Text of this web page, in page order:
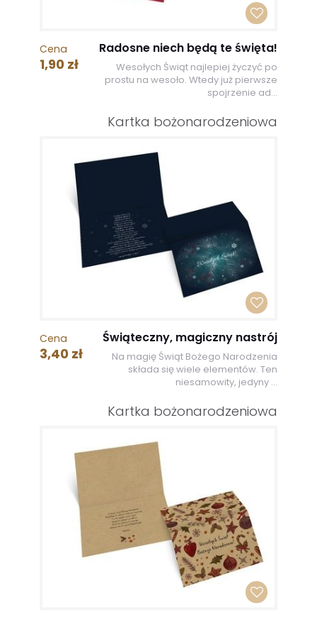
Cena
1,90 zł
Radosne niech będą te święta!
Wesołych Świąt najlepiej życzyć po
prostu na wesoło. Wtedy już pierwsze
spojrzenie ad...
Kartka bożonarodzeniowa
Cena
3,40 zł
Świąteczny, magiczny nastrój
Na magię Świąt Bożego Narodzenia
składa się wiele elementów. Ten
niesamowity, jedyny ...
Kartka bożonarodzeniowa